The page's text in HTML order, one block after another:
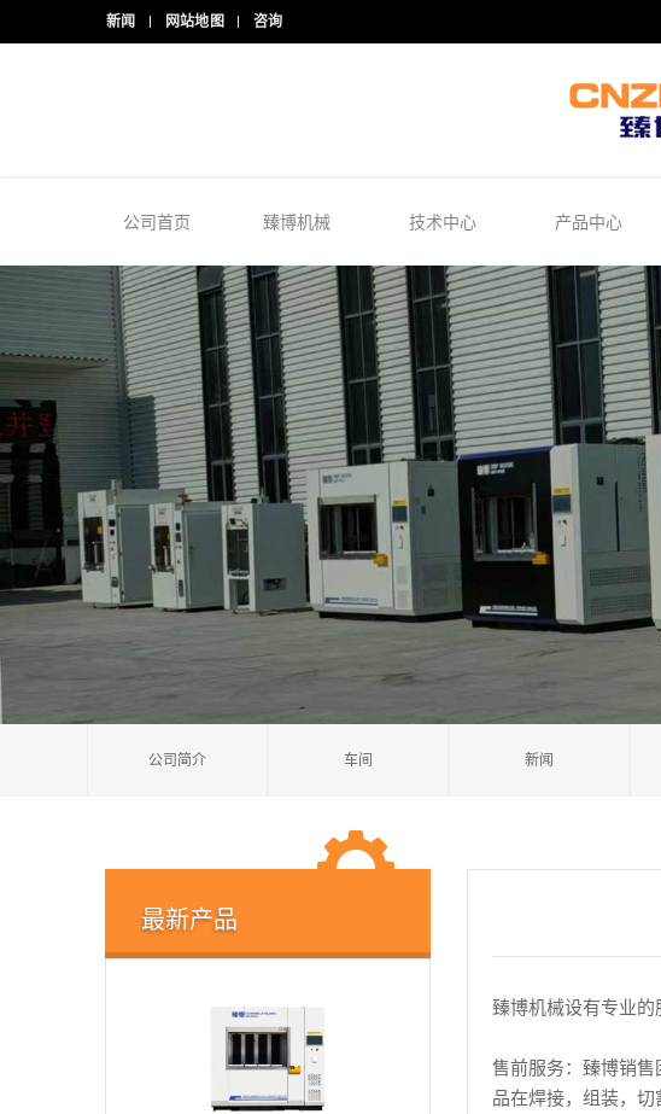
新闻 网站地图 咨询
公司首页 臻博机械 技术中心 产品中心
公司简介 车间 新闻
最新产品
臻博机械设有专业的
售前服务：臻博销
品在焊接，组装，